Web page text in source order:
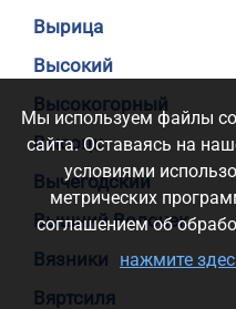
Вырица
Высокий
Высокогорный
Высоцк
Вычегодский
Вышний Волочек
Вязники
Вяртсиля
Мы используем файлы
сайта. Оставаясь на
условиями
метрических
соглашением об
нажмите